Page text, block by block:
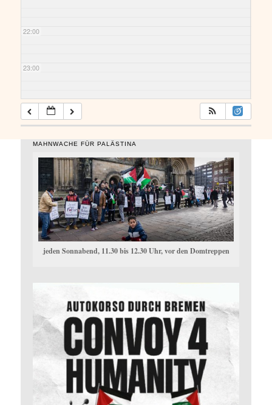
22:00
23:00
MAHNWACHE FÜR PALÄSTINA
jeden Sonnabend, 11.30 bis 12.30 Uhr, vor den Domtreppen